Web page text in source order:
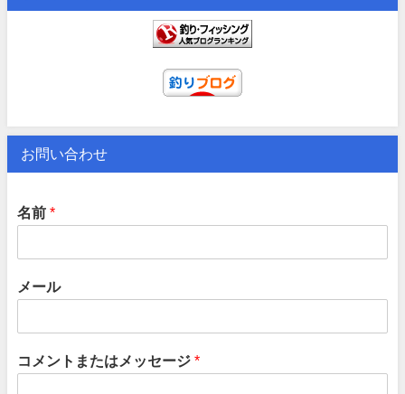
お問い合わせ
名前 *
メール
コメントまたはメッセージ *